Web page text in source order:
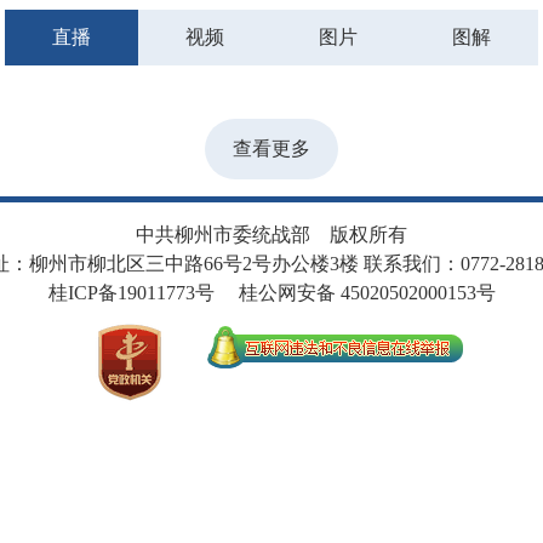
直播 视频 图片 图解
查看更多
中共柳州市委统战部 版权所有
：柳州市柳北区三中路66号2号办公楼3楼 联系我们：0772-
桂ICP备19011773号
桂公网安备 45020502000153号